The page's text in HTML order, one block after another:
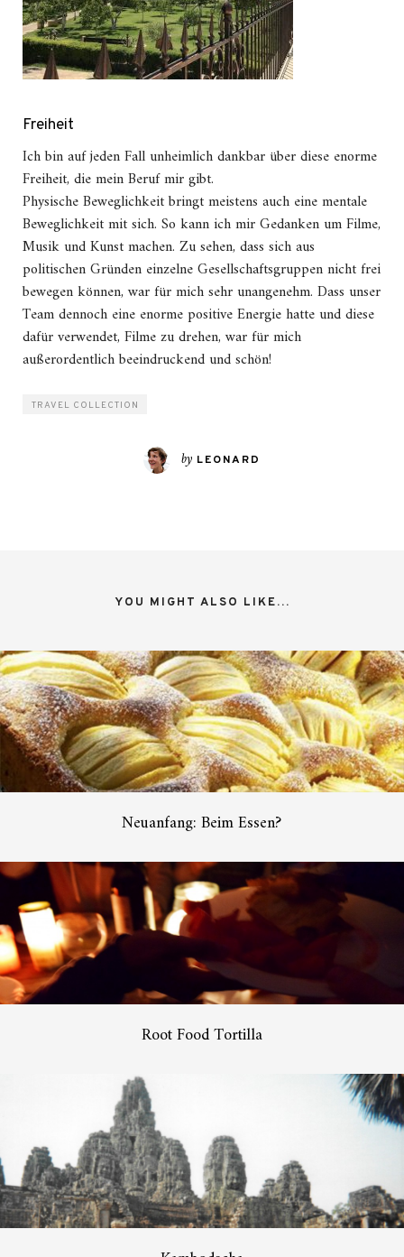
Freiheit
Ich bin auf jeden Fall unheimlich dankbar über diese enorme
Freiheit, die mein Beruf mir gibt.
Physische Beweglichkeit bringt meistens auch eine mentale
Beweglichkeit mit sich. So kann ich mir Gedanken um Filme,
Musik und Kunst machen. Zu sehen, dass sich aus
politischen Gründen einzelne Gesellschaftsgruppen nicht frei
bewegen können, war für mich sehr unangenehm. Dass unser
Team dennoch eine enorme positive Energie hatte und diese
dafür verwendet, Filme zu drehen, war für mich
außerordentlich beeindruckend und schön!
TRAVEL COLLECTION
by LEONARD
YOU MIGHT ALSO LIKE...
Neuanfang: Beim Essen?
Root Food Tortilla